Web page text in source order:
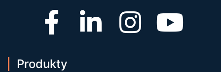
Produkty